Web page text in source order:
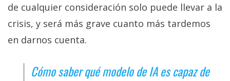
de cualquier consideración solo puede llevar a la
crisis, y será más grave cuanto más tardemos
en darnos cuenta.
Cómo saber qué modelo de IA es capaz de